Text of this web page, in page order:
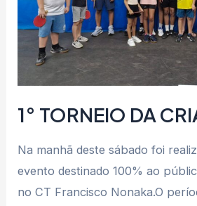
1° TORNEIO DA
Na manhã deste sábado foi
evento destinado 100% ao
no CT Francisco Nonaka.O